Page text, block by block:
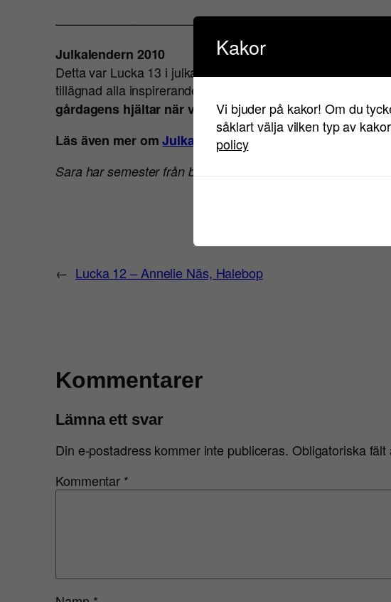
———————————–
Julkalendern 2010
Detta var Lucka 13 i julkalendern som du kommer kunna
tillägnad alla inspirerande rookies som kommer att bli
gårdagens hjältar när vi kan spana in framtiden
Läs även mer omJulkalendern 2009 – med temat
Sara har semester från bloggande. Följ henne på Twitter (@
← Lucka 12 – Annelie Näs, Halebop
Kommentarer
Lämna ett svar
Din e-postadress kommer inte publiceras. Obligatoriska fält
Kommentar *
Kakor
Vi bjuder på kakor! Om du
såklart välja vilken typ av
policy